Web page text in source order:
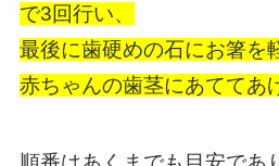
で3回行い、
最後に歯硬めの石にお箸を
赤ちゃんの歯茎にあててあ